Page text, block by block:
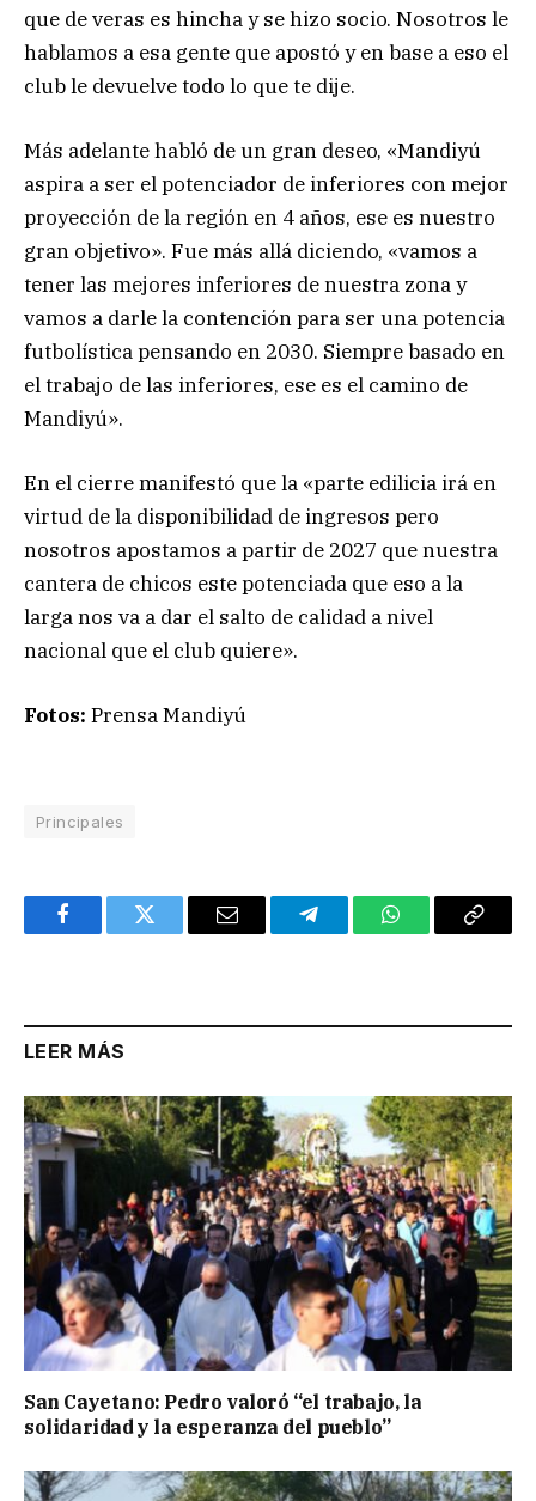
que de veras es hincha y se hizo socio. Nosotros le
hablamos a esa gente que apostó y en base a eso el
club le devuelve todo lo que te dije.
Más adelante habló de un gran deseo, «Mandiyú
aspira a ser el potenciador de inferiores con mejor
proyección de la región en 4 años, ese es nuestro
gran objetivo». Fue más allá diciendo, «vamos a
tener las mejores inferiores de nuestra zona y
vamos a darle la contención para ser una potencia
futbolística pensando en 2030. Siempre basado en
el trabajo de las inferiores, ese es el camino de
Mandiyú».
En el cierre manifestó que la «parte edilicia irá en
virtud de la disponibilidad de ingresos pero
nosotros apostamos a partir de 2027 que nuestra
cantera de chicos este potenciada que eso a la
larga nos va a dar el salto de calidad a nivel
nacional que el club quiere».
Fotos: Prensa Mandiyú
Principales
FacebookTwitter Email TelegramWhatsAppCopy
LEER MÁS
San Cayetano: Pedro valoró “el trabajo, la
solidaridad y la esperanza del pueblo”